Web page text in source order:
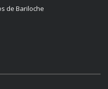
de Bariloche